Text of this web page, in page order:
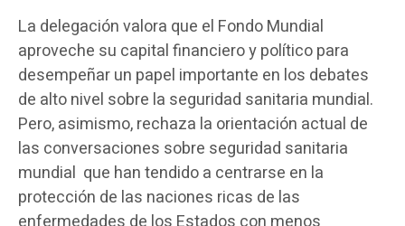
La delegación valora que el Fondo Mundial
aproveche su capital financiero y político para
desempeñar un papel importante en los debates
de alto nivel sobre la seguridad sanitaria mundial.
Pero, asimismo, rechaza la orientación actual de
las conversaciones sobre seguridad sanitaria
mundial que han tendido a centrarse en la
protección de las naciones ricas de las